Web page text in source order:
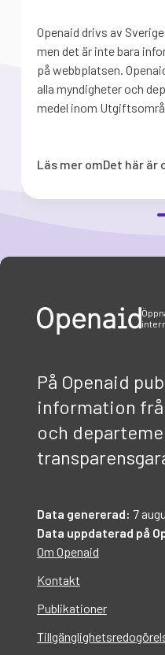
Openaid drivs av
men det är inte bara
på webbplatsen.
alla myndigheter och
medel inom
Läs mer omDet här är
På Openaid
information
och
Data genererad: 7
Data uppdaterad på
Om Openaid
Kontakt
Publikationer